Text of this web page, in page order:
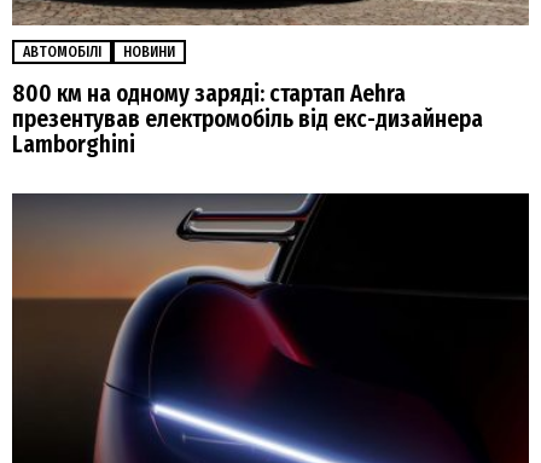
АВТОМОБІЛІ НОВИНИ
800 км на одному заряді: стартап Aehra
презентував електромобіль від екс-дизайнера
Lamborghini